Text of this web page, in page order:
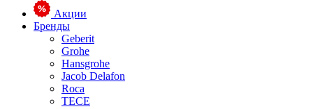
Акции
Бренды
Geberit
Grohe
Hansgrohe
Jacob Delafon
Roca
TECE